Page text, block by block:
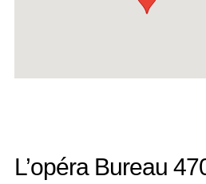
L’opéra Bureau